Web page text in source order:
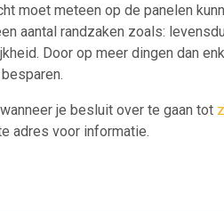
moet meteen op de panelen
aantal randzaken zoals:
Door op meer dingen dan
je besluit over te gaan tot
adres voor informatie.